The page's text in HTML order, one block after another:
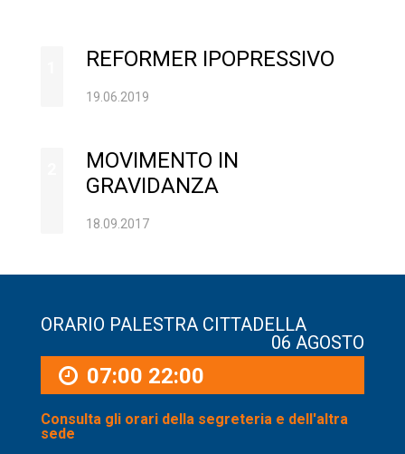
REFORMER IPOPRESSIVO
19.06.2019
MOVIMENTO IN
GRAVIDANZA
18.09.2017
ORARIO PALESTRA CITTADELLA
06 AGOSTO
07:00 22:00
Consulta gli orari della segreteria e dell'altra
sede